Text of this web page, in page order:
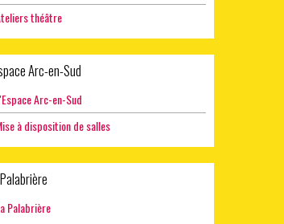
théâtre
Arc-en-Sud
Arc-en-Sud
à disposition de salles
Palabrière